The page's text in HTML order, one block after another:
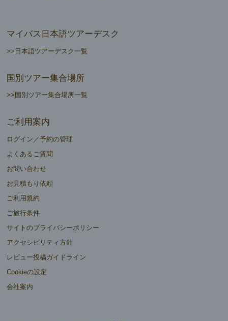
マイバス日本語ツアーデスク
>>日本語ツアーデスク一覧
国別ツアー集合場所
>>国別ツアー集合場所一覧
ご利用案内
ログイン／予約の管理
よくあるご質問
お問い合わせ
お見積もり依頼
ご利用規約
ご旅行条件
サイトのプライバシーポリシー
アクセシビリティ方針
レビュー投稿ガイドライン
Cookieの設定
会社案内